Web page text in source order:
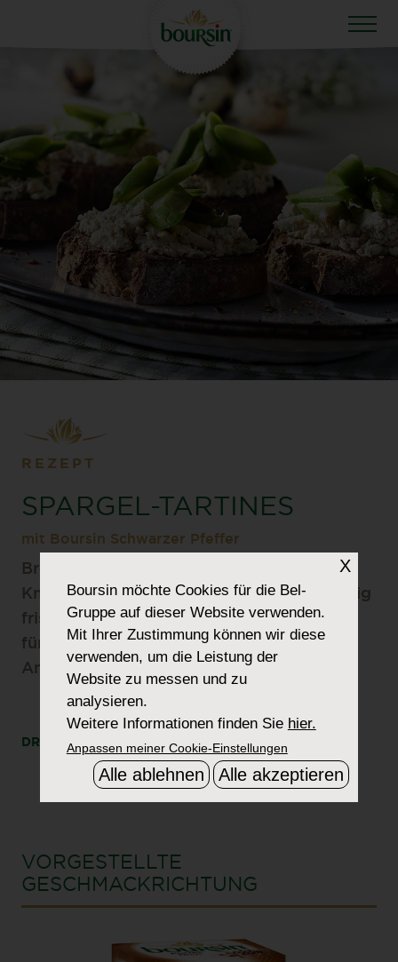
REZEPT
SPARGEL-TARTINES
mit Boursin Schwarzer Pfeffer
Brot-Scheiben, etwas cremiger Boursin
Knoblauch & Schwarzer Pfeffer und knackig
frische Spargeln –die perfekten Häppchen
für Ihren Osterbrunch oder einen anderen
Anlass.
DRUCKE TEILEN
VORGESTELLTE
GESCHMACKRICHTUNG
X
Boursinmöchte Cookies für die Bel-
Gruppe auf dieser Website verwenden.
Mit Ihrer Zustimmung können wir diese
verwenden, um die Leistung der
Website zu messen und zu
analysieren.
Weitere Informationen finden Sie hier.
Anpassen meiner Cookie-Einstellungen
Alle ablehnen Alle akzeptieren